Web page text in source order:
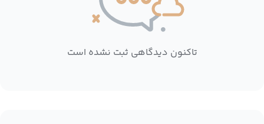
تاکنون دیدگاهی ثبت نشده است